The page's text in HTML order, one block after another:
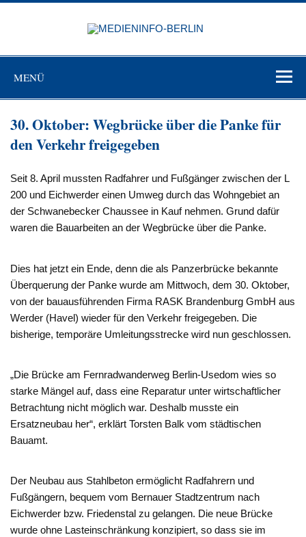
Zum
MENÜ
30. Oktober: Wegbrücke über die Panke für
den Verkehr freigegeben
Seit 8. April mussten Radfahrer und Fußgänger zwischen der L
200 und Eichwerder einen Umweg durch das Wohngebiet an
der Schwanebecker Chaussee in Kauf nehmen. Grund dafür
waren die Bauarbeiten an der Wegbrücke über die Panke.
Dies hat jetzt ein Ende, denn die als Panzerbrücke bekannte
Überquerung der Panke wurde am Mittwoch, dem 30. Oktober,
von der bauausführenden Firma RASK Brandenburg GmbH aus
Werder (Havel) wieder für den Verkehr freigegeben. Die
bisherige, temporäre Umleitungsstrecke wird nun geschlossen.
„Die Brücke am Fernradwanderweg Berlin-Usedom wies so
starke Mängel auf, dass eine Reparatur unter wirtschaftlicher
Betrachtung nicht möglich war. Deshalb musste ein
Ersatzneubau her“, erklärt Torsten Balk vom städtischen
Bauamt.
Der Neubau aus Stahlbeton ermöglicht Radfahrern und
Fußgängern, bequem vom Bernauer Stadtzentrum nach
Eichwerder bzw. Friedenstal zu gelangen. Die neue Brücke
wurde ohne Lasteinschränkung konzipiert, so dass sie im